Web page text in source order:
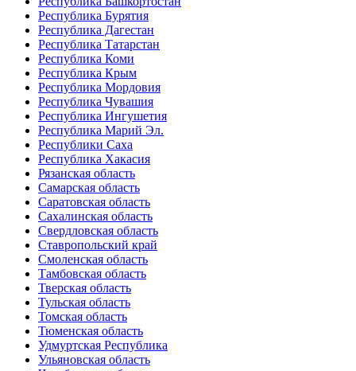
Республика Бурятия
Республика Дагестан
Республика Татарстан
Республика Коми
Республика Крым
Республика Мордовия
Республика Чувашия
Республика Ингушетия
Республика Марий Эл.
Республики Саха
Республика Хакасия
Рязанская область
Самарская область
Саратовская область
Сахалинская область
Свердловская область
Ставропольский край
Смоленская область
Тамбовская область
Тверская область
Тульская область
Томская область
Тюменская область
Удмуртская Республика
Ульяновская область